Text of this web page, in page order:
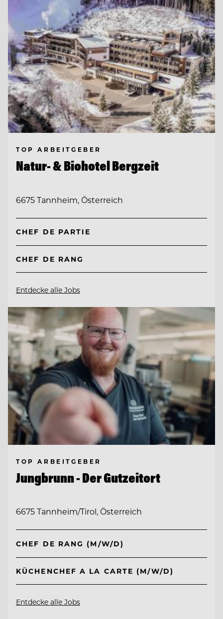
TOP ARBEITGEBER
Natur- & Biohotel Bergzeit
6675 Tannheim, Österreich
CHEF DE PARTIE
CHEF DE RANG
Entdecke alle Jobs
TOP ARBEITGEBER
Jungbrunn - Der Gutzeitort
6675 Tannheim/Tirol, Österreich
CHEF DE RANG (M/W/D)
KÜCHENCHEF A LA CARTE (M/W/D)
Entdecke alle Jobs